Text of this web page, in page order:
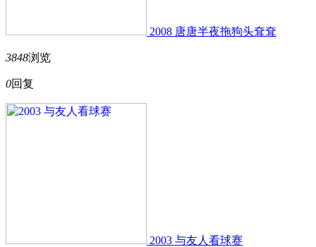
2008 唐唐半夜拖狗头耷耷
3848浏览
0回复
2003 与友人看球赛